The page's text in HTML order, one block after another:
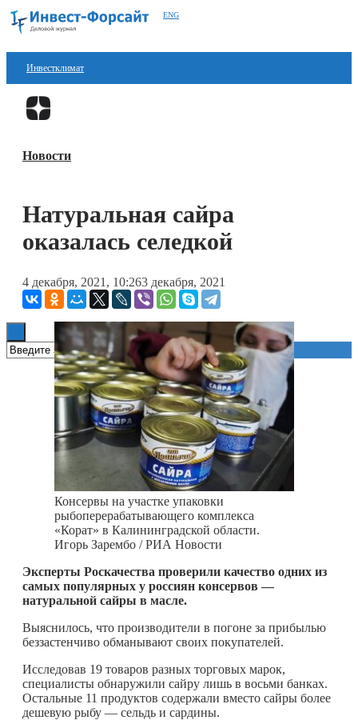
ENG
Инвестклимат
Финансы
Блокчейн
Технологии
Книги
Новости
Натуральная сайра
оказалась селедкой
4 декабря, 2021, 10:263 декабря, 2021
Консервы на участке упаковки
рыбоперерабатывающего комплекса
«Корат» в Калининградской области.
Игорь Зарембо / РИА Новости
Эксперты Роскачества проверили качество одних из
самых популярных у россиян консервов —
натуральной сайры в масле.
Выяснилось, что производители в погоне за прибылью
беззастенчиво обманывают своих покупателей.
Исследовав 19 товаров разных торговых марок,
специалисты обнаружили сайру лишь в восьми банках.
Остальные 11 продуктов содержали вместо сайры более
дешевую рыбу — сельдь и сардины.